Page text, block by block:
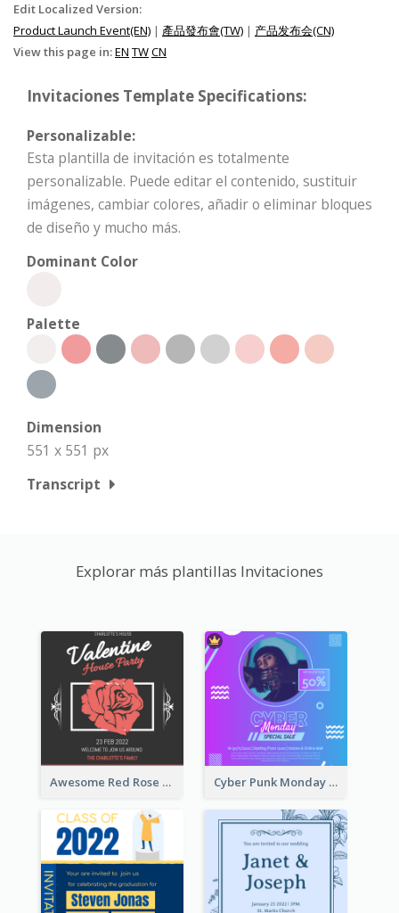
Edit Localized Version:
Product Launch Event(EN) | 產品發布會(TW) | 产品发布会(CN)
View this page in:EN TWCN
Invitaciones Template Specifications:
Personalizable:
Esta plantilla de invitación es totalmente
personalizable. Puede editar el contenido, sustituir
imágenes, cambiar colores, añadir o eliminar bloques
de diseño y mucho más.
Dominant Color
Palette
Dimension
551 x 551 px
Transcript
Explorar más plantillas Invitaciones
Awesome Red Rose Valentine Celebration Invitation Cyber Punk Monday Discount Invitation Design